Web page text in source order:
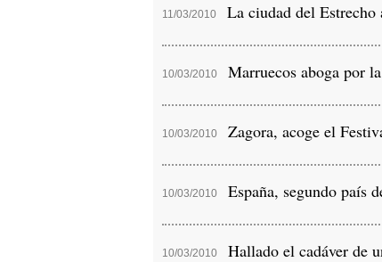
11/03/2010 La ciudad del
10/03/2010 Marruecos aboga por
10/03/2010 Zagora, acoge el
10/03/2010 España, segundo país
10/03/2010 Hallado el cadáver de